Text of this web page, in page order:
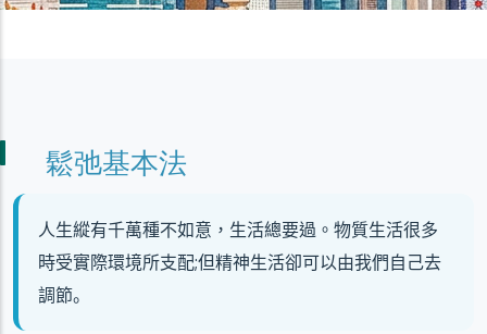
鬆弛基本法
人生縱有千萬種不如意，生活總要過。 物質生活很多
時受實際環境所支配;但精神生活卻可以由我們自己去
調節。